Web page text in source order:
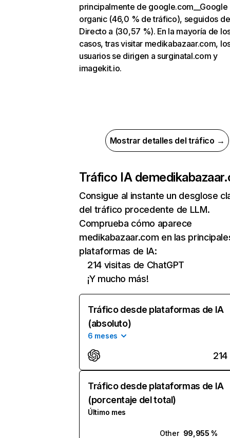
principalmente de google.com__Google
organic (46,0 % de tráfico), seguidos de
Directo a (30,57 %). En la mayoría de
casos, tras visitar medikabazaar.com,
usuarios se dirigen a surginatal.com y
imagekit.io.
Mostrar detalles del tráfico →
Tráfico IA de
Consigue al instante un desglose
del tráfico procedente de LLM.
Comprueba cómo aparece
medikabazaar.com en las
plataformas de IA:
214 visitas de ChatGPT
¡Y mucho más!
Tráfico desde plataformas de IA
(absoluto)
6 meses
214
Tráfico desde plataformas de IA
(porcentaje del total)
Último mes
Other 99,955 %